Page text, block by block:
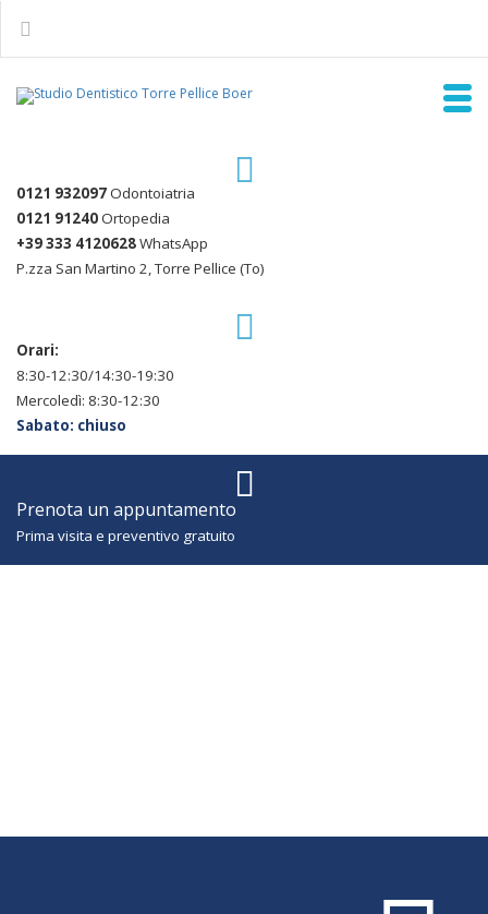
0121 932097Odontoiatria
0121 91240Ortopedia
+39 333 4120628WhatsApp
P.zza San Martino 2, Torre Pellice (To)
Orari:
8:30-12:30/14:30-19:30
Mercoledì: 8:30-12:30
Sabato: chiuso
Prenota un appuntamento
Prima visita e preventivo gratuito